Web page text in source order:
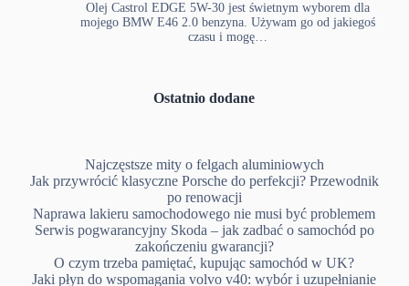
Olej Castrol EDGE 5W-30 jest świetnym wyborem dla
mojego BMW E46 2.0 benzyna. Używam go od jakiegoś
czasu i mogę…
Ostatnio dodane
Najczęstsze mity o felgach aluminiowych
Jak przywrócić klasyczne Porsche do perfekcji? Przewodnik
po renowacji
Naprawa lakieru samochodowego nie musi być problemem
Serwis pogwarancyjny Skoda – jak zadbać o samochód po
zakończeniu gwarancji?
O czym trzeba pamiętać, kupując samochód w UK?
Jaki płyn do wspomagania volvo v40: wybór i uzupełnianie